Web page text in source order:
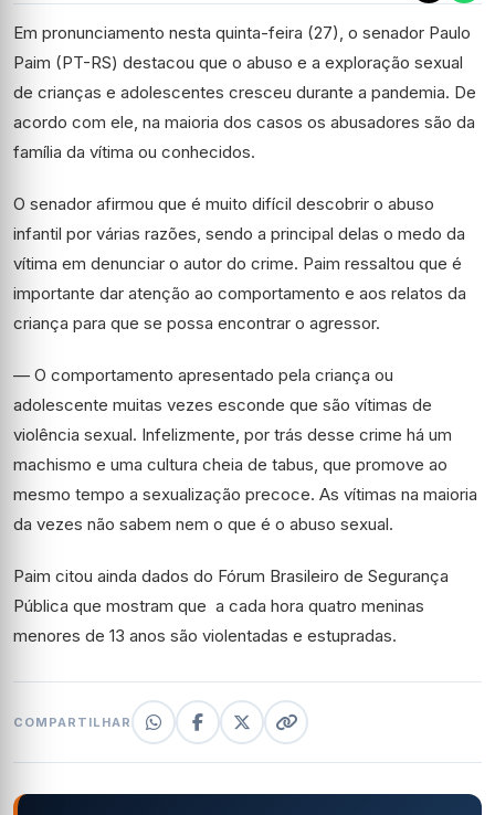
Em pronunciamento nesta quinta-feira (27), o senador Paulo
Paim (PT-RS) destacou que o abuso e a exploração sexual
de crianças e adolescentes cresceu durante a pandemia. De
acordo com ele, na maioria dos casos os abusadores são da
família da vítima ou conhecidos.
O senador afirmou que é muito difícil descobrir o abuso
infantil por várias razões, sendo a principal delas o medo da
vítima em denunciar o autor do crime. Paim ressaltou que é
importante dar atenção ao comportamento e aos relatos da
criança para que se possa encontrar o agressor.
— O comportamento apresentado pela criança ou
adolescente muitas vezes esconde que são vítimas de
violência sexual. Infelizmente, por trás desse crime há um
machismo e uma cultura cheia de tabus, que promove ao
mesmo tempo a sexualização precoce. As vítimas na maioria
da vezes não sabem nem o que é o abuso sexual.
Paim citou ainda dados do Fórum Brasileiro de Segurança
Pública que mostram que a cada hora quatro meninas
menores de 13 anos são violentadas e estupradas.
COMPARTILHAR